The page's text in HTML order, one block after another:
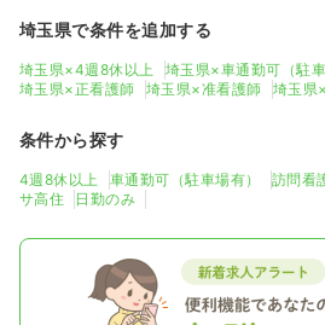
埼玉県で条件を追加する
埼玉県×4週8休以上 埼玉県×車通勤可（駐車
埼玉県×正看護師
埼玉県×准看護師 埼玉県
条件から探す
4週8休以上 車通勤可（駐車場有） 訪問看
サ高住
日勤のみ